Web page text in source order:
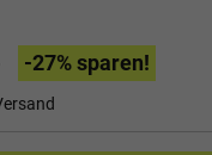
-27% sparen!